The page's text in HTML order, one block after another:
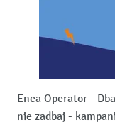
Enea Operator -
nie zadbaj -